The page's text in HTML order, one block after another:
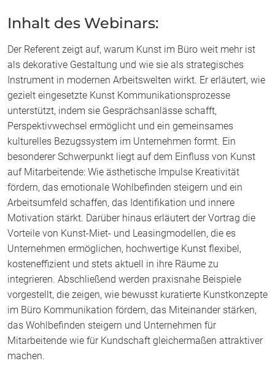
Inhalt des Webinars:
Der Referent zeigt auf, warum Kunst im Büro weit mehr ist
als dekorative Gestaltung und wie sie als strategisches
Instrument in modernen Arbeitswelten wirkt. Er erläutert, wie
gezielt eingesetzte Kunst Kommunikationsprozesse
unterstützt, indem sie Gesprächsanlässe schafft,
Perspektivwechsel ermöglicht und ein gemeinsames
kulturelles Bezugssystem im Unternehmen formt. Ein
besonderer Schwerpunkt liegt auf dem Einfluss von Kunst
auf Mitarbeitende: Wie ästhetische Impulse Kreativität
fördern, das emotionale Wohlbefinden steigern und ein
Arbeitsumfeld schaffen, das Identifikation und innere
Motivation stärkt. Darüber hinaus erläutert der Vortrag die
Vorteile von Kunst-Miet- und Leasingmodellen, die es
Unternehmen ermöglichen, hochwertige Kunst flexibel,
kosteneffizient und stets aktuell in ihre Räume zu
integrieren. Abschließend werden praxisnahe Beispiele
vorgestellt, die zeigen, wie bewusst kuratierte Kunstkonzepte
im Büro Kommunikation fördern, das Miteinander stärken,
das Wohlbefinden steigern und Unternehmen für
Mitarbeitende wie für Kundschaft gleichermaßen attraktiver
machen.